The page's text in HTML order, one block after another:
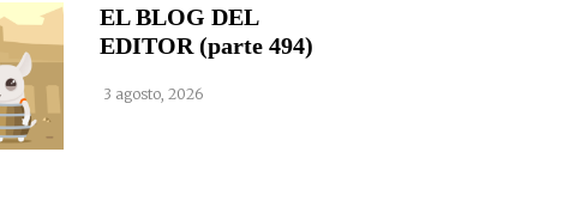
EL BLOG DEL
EDITOR (parte 494)
3 agosto, 2026